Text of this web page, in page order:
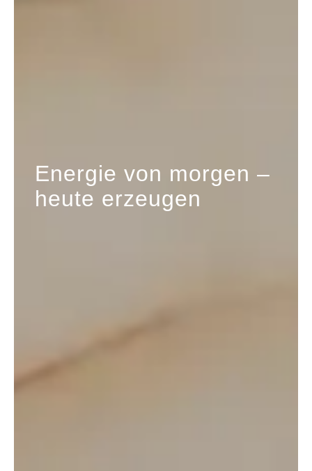
Energie von morgen –
heute erzeugen